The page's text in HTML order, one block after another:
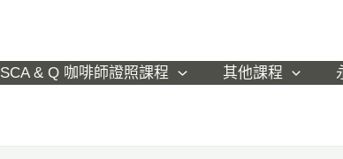
SCA & Q 咖啡師證照課程 其他課程